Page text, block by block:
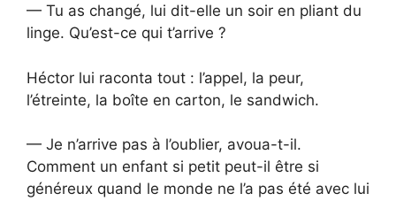
— Tu as changé, lui dit-elle un soir en pliant du
linge. Qu’est-ce qui t’arrive ?
Héctor lui raconta tout : l’appel, la peur,
l’étreinte, la boîte en carton, le sandwich.
— Je n’arrive pas à l’oublier, avoua-t-il.
Comment un enfant si petit peut-il être si
généreux quand le monde ne l’a pas été avec lui